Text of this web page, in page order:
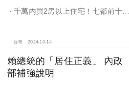
千萬內買2房以上住宅！七都前十大
台灣 2024-10-14
賴總統的「居住正義」 內政
部補強說明